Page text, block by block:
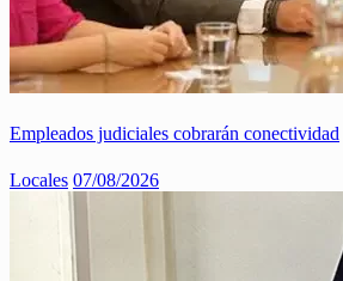
Empleados judiciales cobrarán conectividad
Locales 07/08/2026